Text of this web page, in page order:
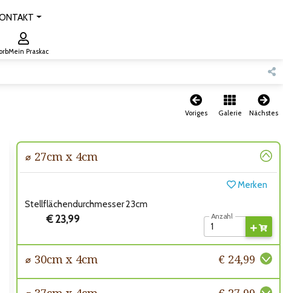
Mein Praskac
Voriges Galerie Nächstes
⌀ 27cm x 4cm
Merken
Stellflächendurchmesser 23cm
€ 23,99 Anzahl
⌀ 30cm x 4cm € 24,99